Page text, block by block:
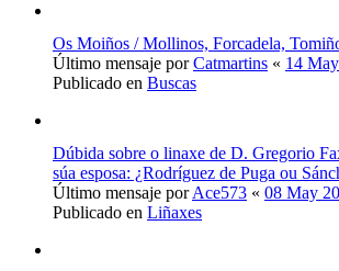
Os Moiños / Mollinos, Forcadela,
Último mensaje porCatmartins « 14
Publicado en Buscas
Dúbida sobre o linaxe de D. Gregorio
súa esposa: ¿Rodríguez de Puga ou
Último mensaje porAce573 « 08 May
Publicado en Liñaxes